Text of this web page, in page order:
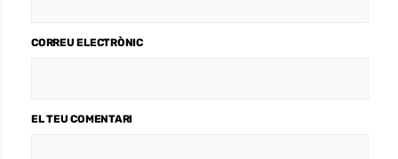
CORREU ELECTRÒNIC
EL TEU COMENTARI